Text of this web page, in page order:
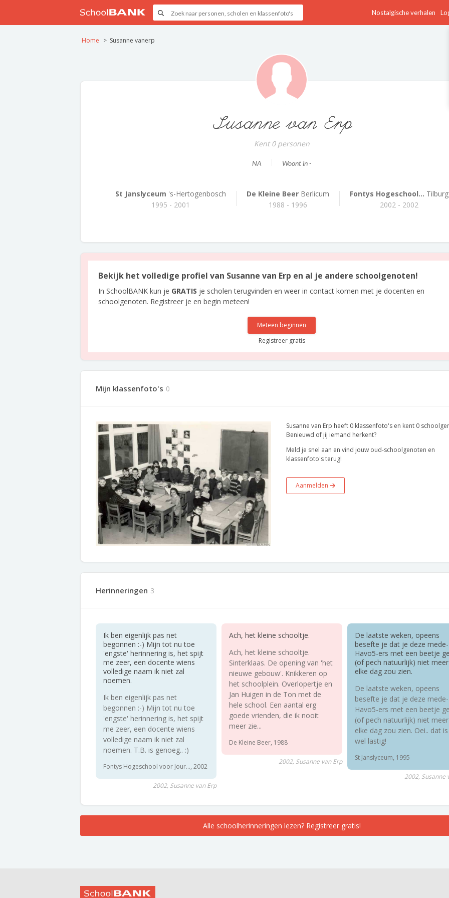
Nostalgische verhalen
Home Susanne vanerp
Susanne van Erp
Kent 0 personen
NA Woont in -
St Janslyceum 's-Hertogenbosch
1995 - 2001
De Kleine BeerBerlicum
1988 - 1996
Fontys Hogeschool... Tilburg
2002 - 2002
Bekijk het volledige profiel van Susanne van Erp en al je andere schoolgenoten!
In SchoolBANK kun je GRATIS je scholen terugvinden en weer in contact komen met je docenten en
schoolgenoten. Registreer je en begin meteen!
Meteen beginnen
Registreer gratis
Mijn klassenfoto's 0
Susanne van Erp heeft 0 klassenfoto's en kent 0
Benieuwd of jij iemand herkent?
Meld je snel aan en vind jouw oud-schoolgenoten en
klassenfoto's terug!
Aanmelden
Herinneringen 3
Ik ben eigenlijk pas net
begonnen :-) Mijn tot nu toe
'engste' herinnering is, het spijt
me zeer, een docente wiens
volledige naam ik niet zal
noemen.
Ik ben eigenlijk pas net
begonnen :-) Mijn tot nu toe
'engste' herinnering is, het spijt
me zeer, een docente wiens
volledige naam ik niet zal
noemen. T.B. is genoeg.. :)
Fontys Hogeschool voor Jour..., 2002
2002, Susanne van Erp
Ach, het kleine schooltje.
Ach, het kleine schooltje.
Sinterklaas. De opening van 'het
nieuwe gebouw'. Knikkeren op
het schoolplein. Overlopertje en
Jan Huigen in de Ton met de
hele school. Een aantal erg
goede vrienden, die ik nooit
meer zie...
De Kleine Beer, 1988
2002, Susanne van Erp
De laatste weken, opeens
besefte je dat je deze mede-
Havo5-ers met een beetje
(of pech natuurlijk) niet meer
elke dag zou zien.
De laatste weken, opeens
besefte je dat je deze mede-
Havo5-ers met een beetje
(of pech natuurlijk) niet meer
elke dag zou zien. Oei.. dat is
wel lastig!
St Janslyceum, 1995
2002, Susanne
Alle schoolherinneringen lezen? Registreer gratis!